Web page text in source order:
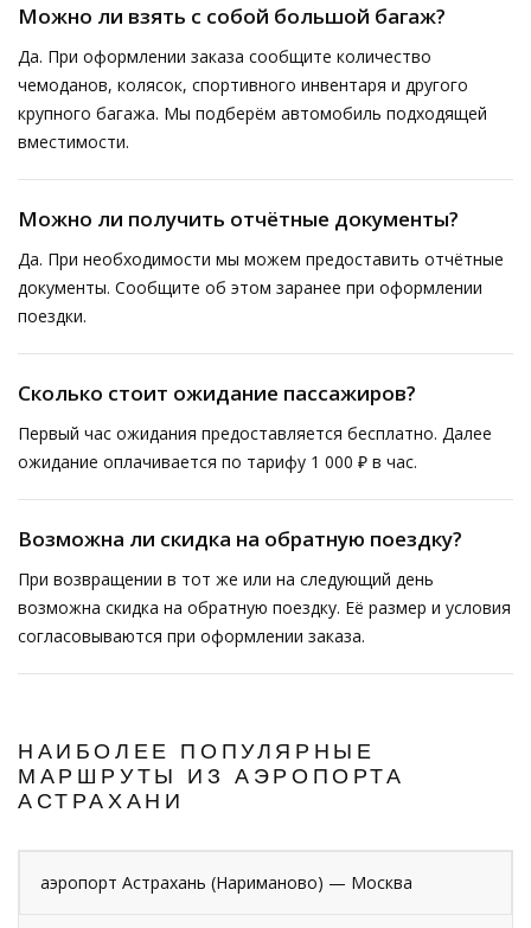
Можно ли взять с собой большой багаж?
Да. При оформлении заказа сообщите количество
чемоданов, колясок, спортивного инвентаря и другого
крупного багажа. Мы подберём автомобиль подходящей
вместимости.
Можно ли получить отчётные документы?
Да. При необходимости мы можем предоставить отчётные
документы. Сообщите об этом заранее при оформлении
поездки.
Сколько стоит ожидание пассажиров?
Первый час ожидания предоставляется бесплатно. Далее
ожидание оплачивается по тарифу 1 000 ₽ в час.
Возможна ли скидка на обратную поездку?
При возвращении в тот же или на следующий день
возможна скидка на обратную поездку. Её размер и условия
согласовываются при оформлении заказа.
НАИБОЛЕЕ ПОПУЛЯРНЫЕ
МАРШРУТЫ ИЗ АЭРОПОРТА
АСТРАХАНИ
аэропорт Астрахань (Нариманово) — Москва